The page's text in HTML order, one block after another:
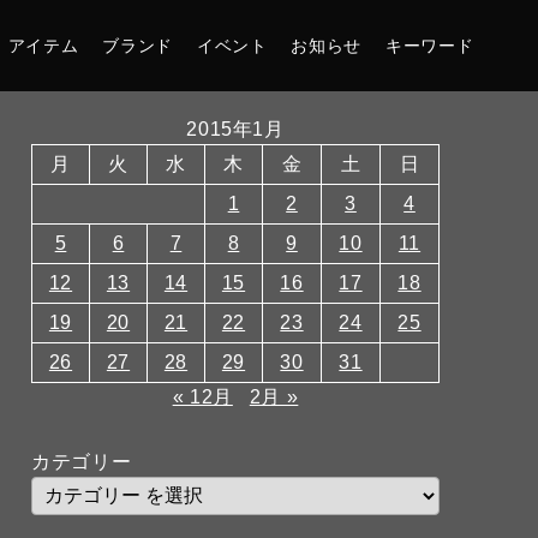
アイテム ブランド イベント お知らせ キーワード
2015年1月
月
火 水 木 金 土
日
1
2 3
4
5
6 7 8 9 10
11
12
13 14 15 16 17
18
19
20 21 22 23 24
25
26
27 28 29 30
31
« 12月
2月 »
カテゴリー